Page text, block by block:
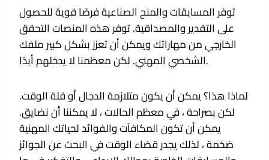
توفر المسابقات والمنح الصناعية فرصًا قوية للحصول
على التقدير والمصداقية. توفر هذه المنصات التحقق
الخارجي من مهاراتك ويمكن أن تعزز بشكل كبير ملفك
الشخصي المهني. لكن معظمنا لا يدخلهم أبدًا.
لماذا هذا؟ يمكن أن يكون متلازمة الدجال أو قلة الوقت.
لكن بصراحة ، في معظم الحالات ، لا يمكننا أن نضايق.
يمكن أن تكون المكافآت والفوائد لحياتك المهنية
ضخمة ، لذلك يجدر قضاء الوقت في البحث عن الجوائز